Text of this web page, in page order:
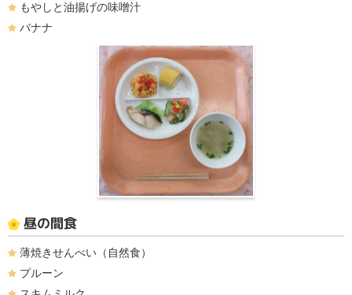
もやしと油揚げの味噌汁
バナナ
昼の間食
薄焼きせんべい（自然食）
プルーン